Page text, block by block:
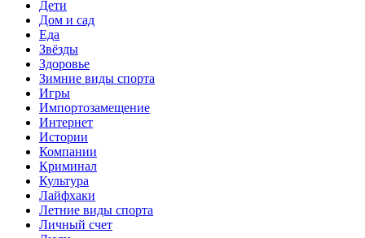
Дети
Дом и сад
Еда
Звёзды
Здоровье
Зимние виды спорта
Игры
Импортозамещение
Интернет
Истории
Компании
Криминал
Культура
Лайфхаки
Летние виды спорта
Личный счет